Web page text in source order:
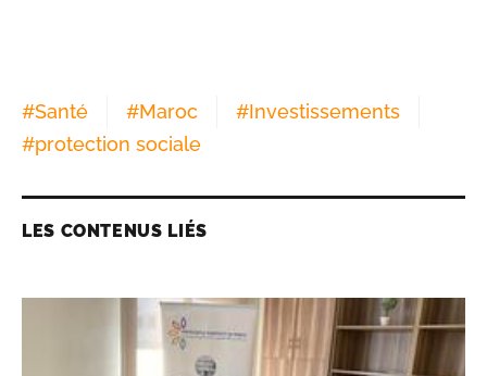
#Santé #Maroc #Investissements
#protection sociale
LES CONTENUS LIÉS